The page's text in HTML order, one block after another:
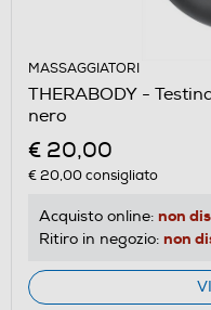
MASSAGGIATORI
THERABODY -
nero
€ 20,00
€ 20,00consigliato
Acquisto online: non
Ritiro in negozio: non